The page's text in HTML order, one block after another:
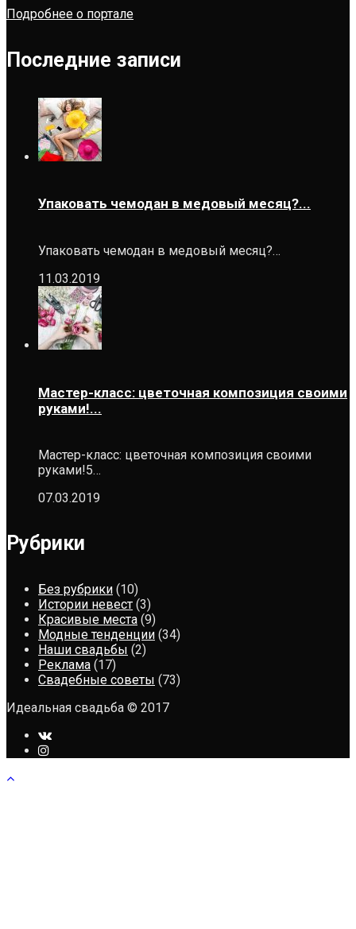
Подробнее о портале
Последние записи
Упаковать чемодан в медовый месяц?...
Упаковать чемодан в медовый месяц?…
11.03.2019
Мастер-класс: цветочная композиция своими
руками!...
Мастер-класс: цветочная композиция своими
руками!5…
07.03.2019
Рубрики
Без рубрики (10)
Истории невест (3)
Красивые места (9)
Модные тенденции (34)
Наши свадьбы (2)
Реклама (17)
Свадебные советы (73)
Идеальная свадьба © 2017